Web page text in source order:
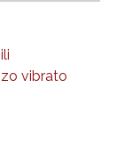
vibrato